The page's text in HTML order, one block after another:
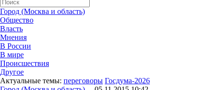
Город (Москва и область)
Общество
Власть
Мнения
В России
В мире
Происшествия
Другое
Актуальные темы: переговоры Госдума-2026